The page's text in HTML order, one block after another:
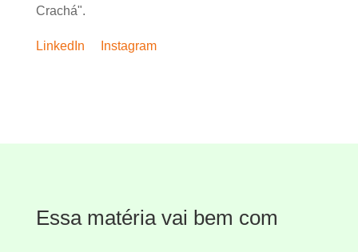
Crachá".
LinkedIn Instagram
Essa matéria vai bem com